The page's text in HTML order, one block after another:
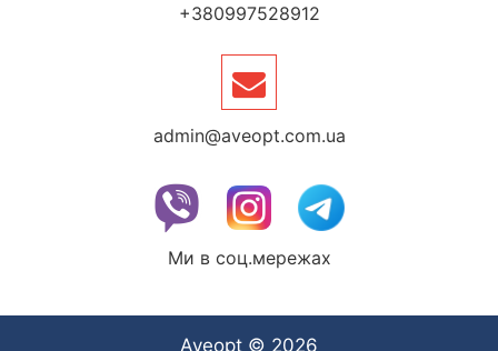
+380997528912
admin@aveopt.com.ua
Ми в соц.мережах
Aveopt © 2026